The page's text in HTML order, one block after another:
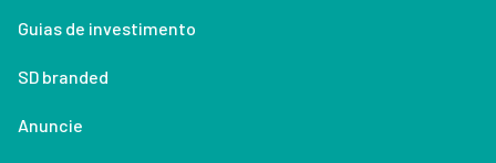
Guias de investimento
SD branded
Anuncie